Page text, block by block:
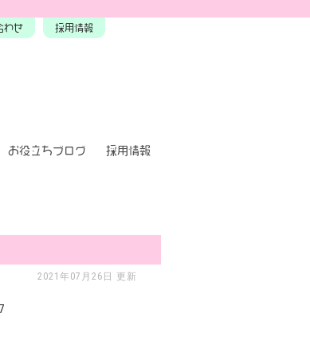
わせ 採用情報
お役立ちブログ 採用情報
2021年07月26日 更新